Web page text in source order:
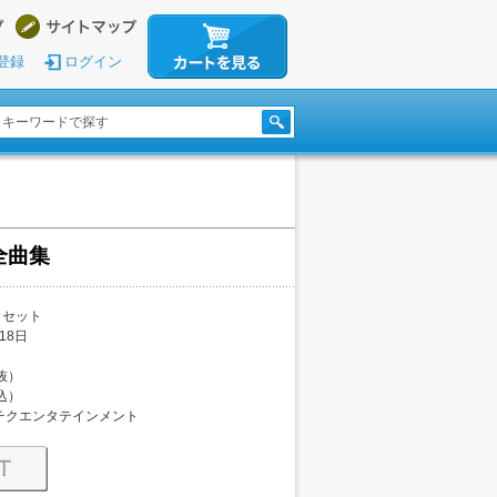
録 ログイン
曲集
ット
日
クエンタテインメント